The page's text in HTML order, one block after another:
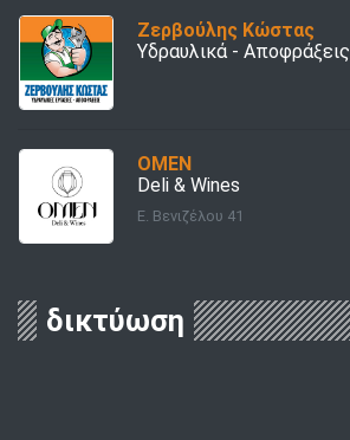
Ζερβούλης Κώστας
Υδραυλικά - Αποφράξεις
OMEN
Deli & Wines
Ε. Βενιζέλου 41
δικτύωση